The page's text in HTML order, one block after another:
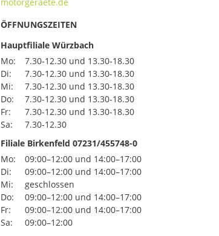
ÖFFNUNGSZEITEN
Hauptfiliale Würzbach
Mo:
7.30-12.30 und 13.30-18.30
Di:
7.30-12.30 und 13.30-18.30
Mi:
7.30-12.30 und 13.30-18.30
Do:
7.30-12.30 und 13.30-18.30
Fr:
7.30-12.30 und 13.30-18.30
Sa:
7.30-12.30
Filiale Birkenfeld 07231/455748-0
Mo:
09:00–12:00 und 14:00–17:00
Di:
09:00–12:00 und 14:00–17:00
Mi:
geschlossen
Do:
09:00–12:00 und 14:00–17:00
Fr:
09:00–12:00 und 14:00–17:00
Sa:
09:00–12:00